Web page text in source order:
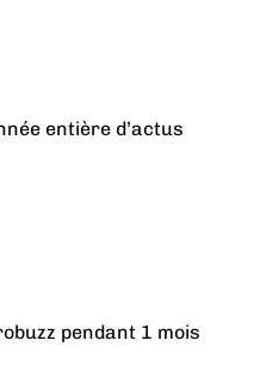
entière d’actus
pendant 1 mois